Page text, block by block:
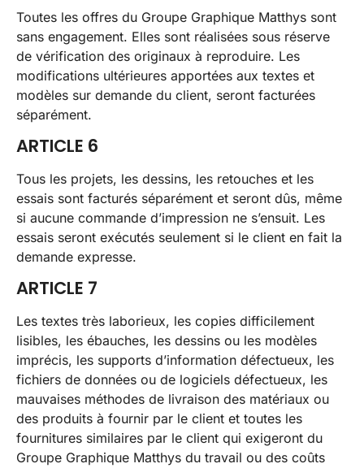
Toutes les offres du Groupe Graphique Matthys sont
sans engagement. Elles sont réalisées sous réserve
de vérification des originaux à reproduire. Les
modifications ultérieures apportées aux textes et
modèles sur demande du client, seront facturées
séparément.
ARTICLE 6
Tous les projets, les dessins, les retouches et les
essais sont facturés séparément et seront dûs, même
si aucune commande d’impression ne s’ensuit. Les
essais seront exécutés seulement si le client en fait la
demande expresse.
ARTICLE 7
Les textes très laborieux, les copies difficilement
lisibles, les ébauches, les dessins ou les modèles
imprécis, les supports d’information défectueux, les
fichiers de données ou de logiciels défectueux, les
mauvaises méthodes de livraison des matériaux ou
des produits à fournir par le client et toutes les
fournitures similaires par le client qui exigeront du
Groupe Graphique Matthys du travail ou des coûts